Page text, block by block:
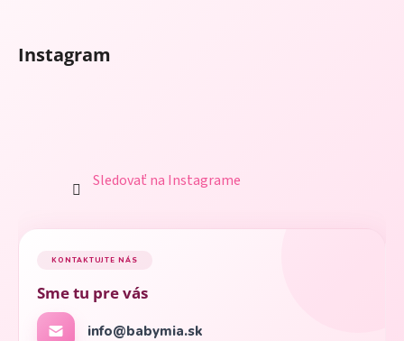
Instagram
Sledovať na Instagrame
KONTAKTUJTE NÁS
Sme tu pre vás
info@babymia.sk